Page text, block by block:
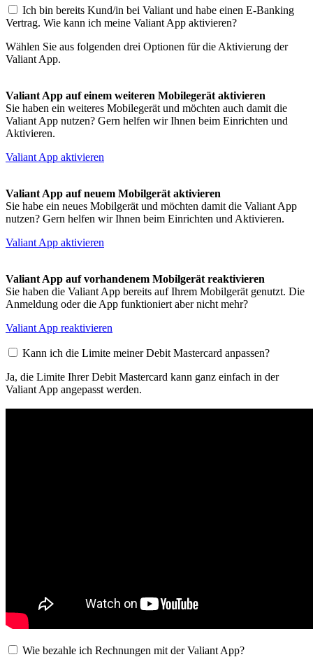
Ich bin bereits Kund/in bei Valiant und habe einen E-Banking
Vertrag. Wie kann ich meine Valiant App aktivieren?
Wählen Sie aus folgenden drei Optionen für die Aktivierung der
Valiant App.
Valiant App auf einem weiteren Mobilegerät aktivieren
Sie haben ein weiteres Mobilegerät und möchten auch damit die
Valiant App nutzen? Gern helfen wir Ihnen beim Einrichten und
Aktivieren.
Valiant App aktivieren
Valiant App auf neuem Mobilgerät aktivieren
Sie habe ein neues Mobilgerät und möchten damit die Valiant App
nutzen? Gern helfen wir Ihnen beim Einrichten und Aktivieren.
Valiant App aktivieren
Valiant App auf vorhandenem Mobilgerät reaktivieren
Sie haben die Valiant App bereits auf Ihrem Mobilgerät genutzt. Die
Anmeldung oder die App funktioniert aber nicht mehr?
Valiant App reaktivieren
Kann ich die Limite meiner Debit Mastercard anpassen?
Ja, die Limite Ihrer Debit Mastercard kann ganz einfach in der
Valiant App angepasst werden.
Wie bezahle ich Rechnungen mit der Valiant App?